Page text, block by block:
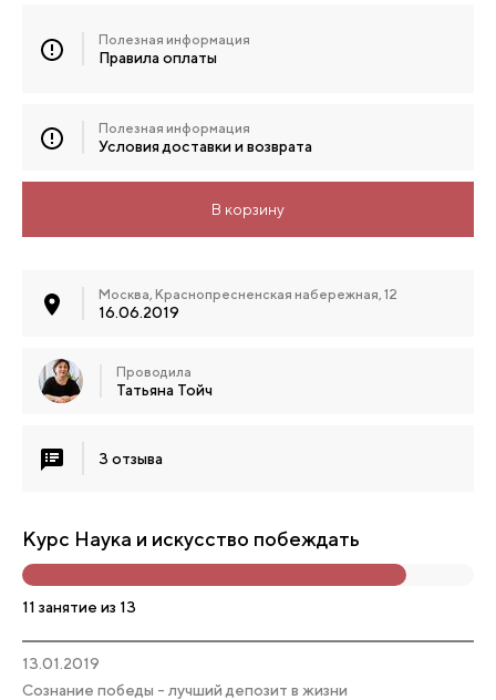
Москва, Краснопресненская набережная, 12
16.06.2019
Проводила
Татьяна Тойч
3 отзыва
Полезная информация
Правила оплаты
Полезная информация
Условия доставки и возврата
В корзину
Курс Наука и искусство побеждать
11 занятие из 13
13.01.2019
Сознание победы - лучший депозит в жизни